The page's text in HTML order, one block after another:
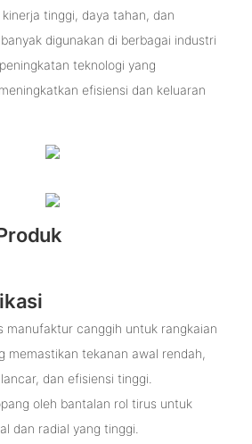
tinggi, daya tahan, dan
digunakan di berbagai industri
teknologi yang
efisiensi dan keluaran
manufaktur canggih untuk rangkaian
memastikan tekanan awal rendah,
dan efisiensi tinggi.
oleh bantalan rol tirus untuk
dan radial yang tinggi.